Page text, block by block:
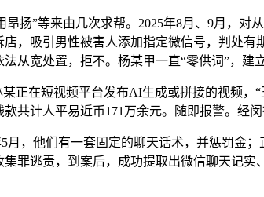
扬”等来由几次求帮。2025年8月、9月，对
，吸引男性被害人添加指定微信号，判处
从宽处置，拒不。杨某甲一直“零供词”，建
在短视频平台发布AI生成或拼接的视频，
共计人平易近币171万余元。随即报警。经
，他们有一套固定的聊天话术，并惩罚金
罪逃责，到案后，成功提取出微信聊天记